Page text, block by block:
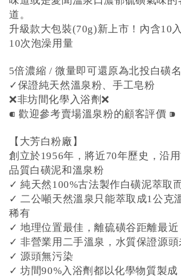
道。
升級款大包裝(70g)新上市！內含10
10次泡澡用量
5倍濃縮 / 微量即可還原為北投白磺
✓保證純天然溫泉粉、手工皂粉
❌非坊間化學入浴劑❌
⁌ 歡迎參考賣場溫泉粉的顧客評價 ⁍
【大芳白粉廠】
創立於1956年，將近70年歷史，沿
品質白磺泥和溫泉粉
✓ 純天然100%古法製作白磺泥萃取
✓ 二公噸天然溫泉只能萃取成1公克
稀有
✓ 地理位置最佳，離硫磺谷距離最近
✓ 非營業用二手溫泉，水質保證源頭
✓ 源頭無污染
✓ 坊間90%入浴劑都以化學物質製成